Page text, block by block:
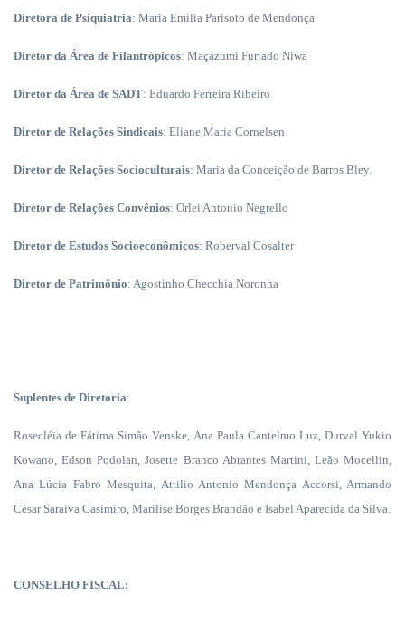
Diretora de Psiquiatria: Maria Emília Parisoto de Mendonça
Diretor da Área de Filantrópicos: Maçazumi Furtado Niwa
Diretor da Área de SADT: Eduardo Ferreira Ribeiro
Diretor de Relações Sindicais: Eliane Maria Cornelsen
Diretor de Relações Socioculturais: Maria da Conceição de Barros Bley.
Diretor de Relações Convênios: Orlei Antonio Negrello
Diretor de Estudos Socioeconômicos: Roberval Cosalter
Diretor de Patrimônio: Agostinho Checchia Noronha
Suplentes de Diretoria:
Rosecléia de Fátima Simão Venske, Ana Paula Cantelmo Luz, Durval Yukio
Kowano, Edson Podolan, Josette Branco Abrantes Martini, Leão Mocellin,
Ana Lúcia Fabro Mesquita, Attilio Antonio Mendonça Accorsi, Armando
César Saraiva Casimiro, Marilise Borges Brandão e Isabel Aparecida da Silva.
CONSELHO FISCAL: